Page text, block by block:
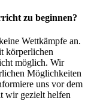
zu beginnen?
Wettkämpfe an.
körperlichen
möglich. Wir
Möglichkeiten
uns vor dem
wir gezielt helfen